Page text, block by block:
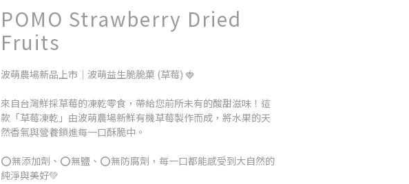
POMO Strawberry Dried
Fruits
波萌農場新品上市｜波萌益生脆脆菓 (草莓) 🍓
來自台灣鮮採草莓的凍乾零食，帶給您前所未有的酸甜滋味！這
款「草莓凍乾」由波萌農場新鮮有機草莓製作而成，將水果的天
然香氣與營養鎖進每一口酥脆中。
⭕無添加劑、⭕無鹽、⭕無防腐劑，每一口都能感受到大自然的
純淨與美好💚